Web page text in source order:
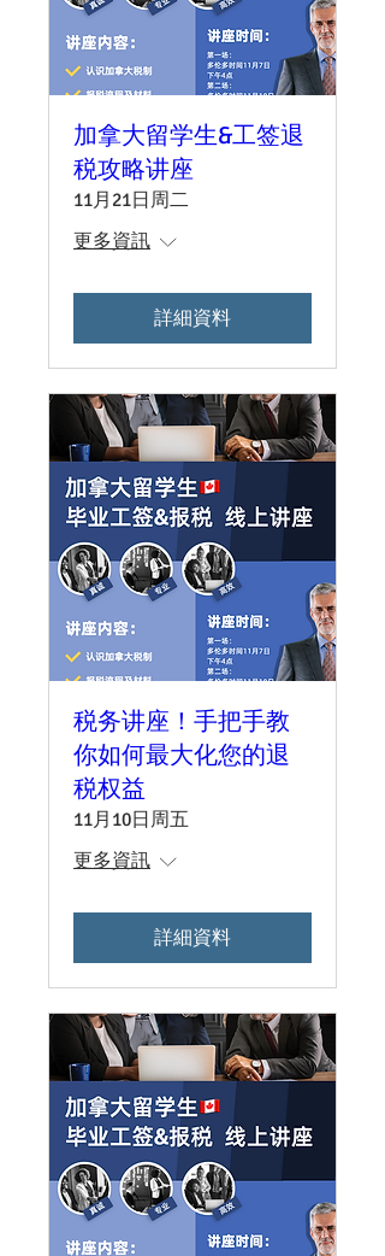
加拿大留学生&工签退
税攻略讲座
11月21日周二
更多資訊
詳細資料
税务讲座！手把手教
你如何最大化您的退
税权益
11月10日周五
更多資訊
詳細資料